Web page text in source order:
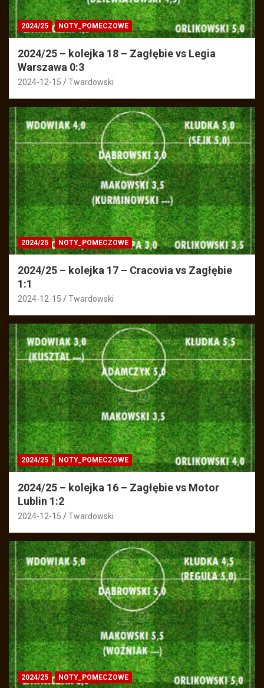
2024/25 NOTY_POMECZOWE
2024/25 – kolejka 18 – Zagłębie vs Legia
Warszawa 0:3
2024-12-15 Twardowski
2024/25 NOTY_POMECZOWE
2024/25 – kolejka 17 – Cracovia vs Zagłębie
1:1
2024-12-15 Twardowski
2024/25 NOTY_POMECZOWE
2024/25 – kolejka 16 – Zagłębie vs Motor
Lublin 1:2
2024-12-15 Twardowski
2024/25 NOTY_POMECZOWE